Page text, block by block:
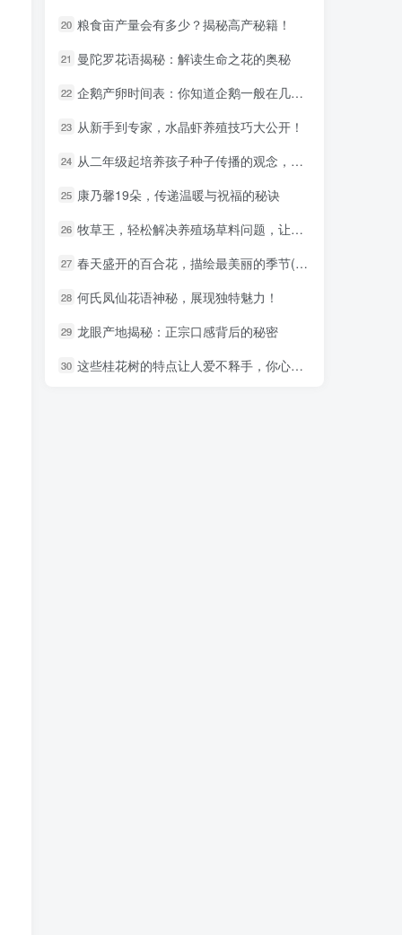
20 粮食亩产量会有多少？揭秘高产秘籍！
21 曼陀罗花语揭秘：解读生命之花的奥秘
22 企鹅产卵时间表：你知道企鹅一般在几月份产卵吗？
23 从新手到专家，水晶虾养殖技巧大公开！
24 从二年级起培养孩子种子传播的观念，家长们必备知识！
25 康乃馨19朵，传递温暖与祝福的秘诀
26 牧草王，轻松解决养殖场草料问题，让利润飙升！
27 春天盛开的百合花，描绘最美丽的季节(包含百合花)。
28 何氏凤仙花语神秘，展现独特魅力！
29 龙眼产地揭秘：正宗口感背后的秘密
30 这些桂花树的特点让人爱不释手，你心动了吗？
20 粮食亩产量会有多少？揭秘高产秘籍！
21 曼陀罗花语揭秘：解读生命之花的奥秘
22 企鹅产卵时间表：你知道企鹅一般在几月份产卵吗？
23 从新手到专家，水晶虾养殖技巧大公开！
24 从二年级起培养孩子种子传播的观念，家长们必备知识！
25 康乃馨19朵，传递温暖与祝福的秘诀
26 牧草王，轻松解决养殖场草料问题，让利润飙升！
27 春天盛开的百合花，描绘最美丽的季节(包含百合花)。
28 何氏凤仙花语神秘，展现独特魅力！
29 龙眼产地揭秘：正宗口感背后的秘密
30 这些桂花树的特点让人爱不释手，你心动了吗？